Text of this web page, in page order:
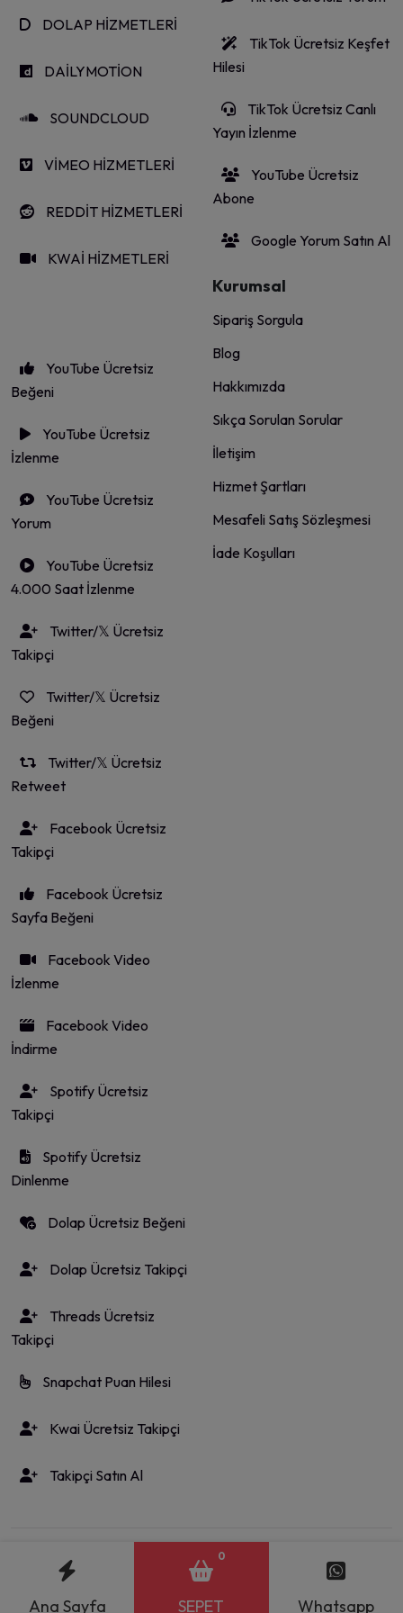
Ana Sayfa SEPET
0
Whatsapp
DOLAP HİZMETLERİ
DAİLYMOTİON
SOUNDCLOUD
VİMEO HİZMETLERİ
REDDİT HİZMETLERİ
KWAİ HİZMETLERİ
TikTok Ücretsiz Keşfet
Hilesi
TikTok Ücretsiz Canlı
Yayın İzlenme
YouTube Ücretsiz
Abone
Google Yorum Satın Al
YouTube Ücretsiz
Beğeni
YouTube Ücretsiz
İzlenme
YouTube Ücretsiz
Yorum
YouTube Ücretsiz
4.000 Saat İzlenme
Twitter/𝕏 Ücretsiz
Takipçi
Twitter/𝕏 Ücretsiz
Beğeni
Twitter/𝕏 Ücretsiz
Retweet
Facebook Ücretsiz
Takipçi
Facebook Ücretsiz
Sayfa Beğeni
Facebook Video
İzlenme
Facebook Video
İndirme
Spotify Ücretsiz
Takipçi
Spotify Ücretsiz
Dinlenme
Dolap Ücretsiz Beğeni
Dolap Ücretsiz Takipçi
Threads Ücretsiz
Takipçi
Snapchat Puan Hilesi
Kwai Ücretsiz Takipçi
Takipçi Satın Al
Kurumsal
Sipariş Sorgula
Blog
Hakkımızda
Sıkça Sorulan Sorular
İletişim
Hizmet Şartları
Mesafeli Satış Sözleşmesi
İade Koşulları
TÜM HAKLARI SAKLIDIR! | ETKİN AJANS